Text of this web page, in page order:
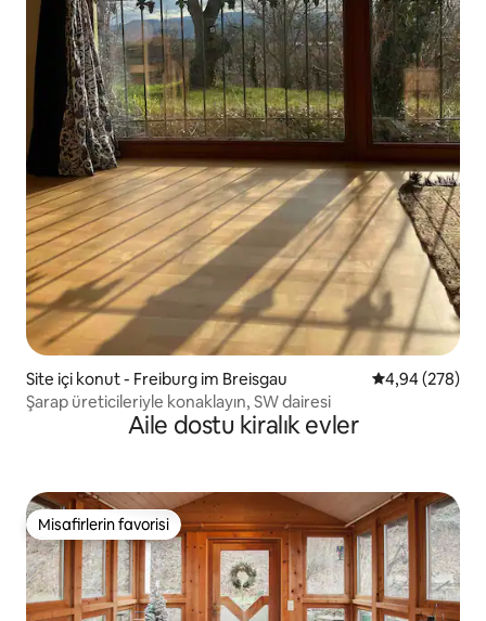
Site içi konut - Freiburg im Breisgau 5 üzerinden
4,94 (278)
Şarap üreticileriyle konaklayın, SW dairesi
Aile dostu kiralık evler
Misafirlerin favorisi
Misafirlerin favorisi